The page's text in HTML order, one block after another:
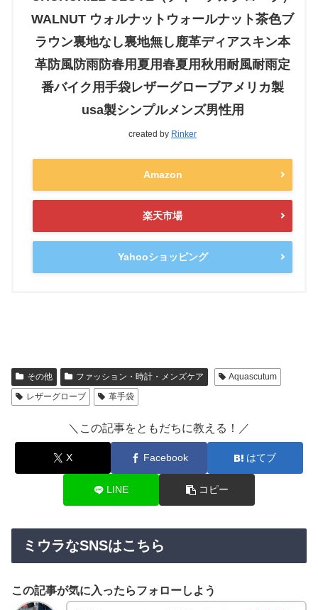
WALNUT ウォルナットウォールナット茶色ブ
ラウン裏地なし裏地無し鹿革ディアスキン本
革防風防雨防春用夏用春夏用秋用耐風耐雨定
番バイク用手袋レザーグローブアメリカ製
usa製シンプルメンズ男性用
created by Rinker
Amazon
楽天市場
Yahooショッピング
その他 ファッション・時計・メンズケア
Aquascutum
レザーグローブ
革手袋
＼この記事をともだちに教える！／
X Facebook はてブ
LINE コピー
ミウラなSNSはこちら
この記事が気に入ったらフォローしよう